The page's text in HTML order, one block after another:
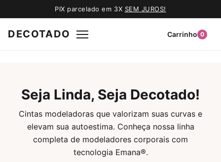
PIX parcelado em 3X SEM JUROS!
DECOTADO Carrinho 0
Seja Linda, Seja Decotado!
Cintas modeladoras que valorizam suas curvas e
elevam sua autoestima. Conheça nossa linha
completa de modeladores corporais com
tecnologia Emana®.